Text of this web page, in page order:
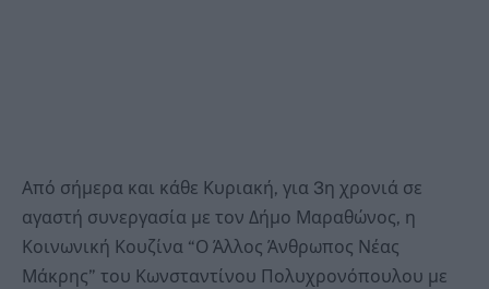
Από σήμερα και κάθε Κυριακή, για 3η χρονιά σε
αγαστή συνεργασία με τον Δήμο Μαραθώνος, η
Κοινωνική Κουζίνα “Ο Άλλος Άνθρωπος Νέας
Μάκρης” του Κωνσταντίνου Πολυχρονόπουλου με